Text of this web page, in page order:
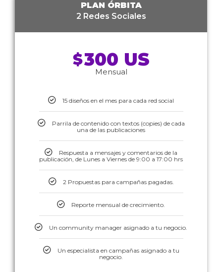
PLAN ÓRBITA
2 Redes Sociales
$300 US
Mensual
15 diseños en el mes para cada red social
Parrila de contenido con textos (copies) de cada
una de las publicaciones
Respuesta a mensajes y comentarios de la
publicación, de Lunes a Viernes de 9:00 a 17:00 hrs
2 Propuestas para campañas pagadas.
Reporte mensual de crecimiento.
Un community manager asignado a tu negocio.
Un especialista en campañas asignado a tu
negocio.